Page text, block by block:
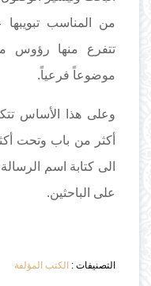
من المناسب
موضوعاً فرعياً.
وعلى هذا الأساس
أكثر من باب وتحت
الى كتابة اسم
على الباحثين.
التصنيفات : الكتب المؤلفة